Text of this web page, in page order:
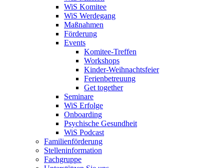
WiS Komitee
WiS Werdegang
Maßnahmen
Förderung
Events
Komitee-Treffen
Workshops
Kinder-Weihnachtsfeier
Ferienbetreuung
Get together
Seminare
WiS Erfolge
Onboarding
Psychische Gesundheit
WiS Podcast
Familienförderung
Stelleninformation
Fachgruppe